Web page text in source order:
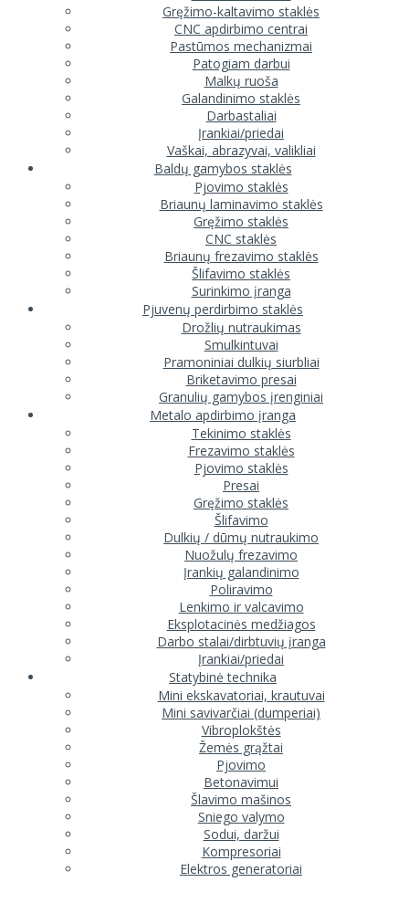
Gręžimo-kaltavimo staklės
CNC apdirbimo centrai
Pastūmos mechanizmai
Patogiam darbui
Malkų ruoša
Galandinimo staklės
Darbastaliai
Įrankiai/priedai
Vaškai, abrazyvai, valikliai
Baldų gamybos staklės
Pjovimo staklės
Briaunų laminavimo staklės
Gręžimo staklės
CNC staklės
Briaunų frezavimo staklės
Šlifavimo staklės
Surinkimo įranga
Pjuvenų perdirbimo staklės
Drožlių nutraukimas
Smulkintuvai
Pramoniniai dulkių siurbliai
Briketavimo presai
Granulių gamybos įrenginiai
Metalo apdirbimo įranga
Tekinimo staklės
Frezavimo staklės
Pjovimo staklės
Presai
Gręžimo staklės
Šlifavimo
Dulkių / dūmų nutraukimo
Nuožulų frezavimo
Įrankių galandinimo
Poliravimo
Lenkimo ir valcavimo
Eksplotacinės medžiagos
Darbo stalai/dirbtuvių įranga
Įrankiai/priedai
Statybinė technika
Mini ekskavatoriai, krautuvai
Mini savivarčiai (dumperiai)
Vibroplokštės
Žemės grąžtai
Pjovimo
Betonavimui
Šlavimo mašinos
Sniego valymo
Sodui, daržui
Kompresoriai
Elektros generatoriai